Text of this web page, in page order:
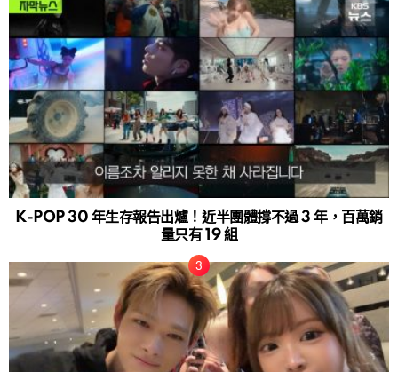
K-POP 30 年生存報告出爐！近半團體撐不過 3 年，百萬銷
量只有 19 組